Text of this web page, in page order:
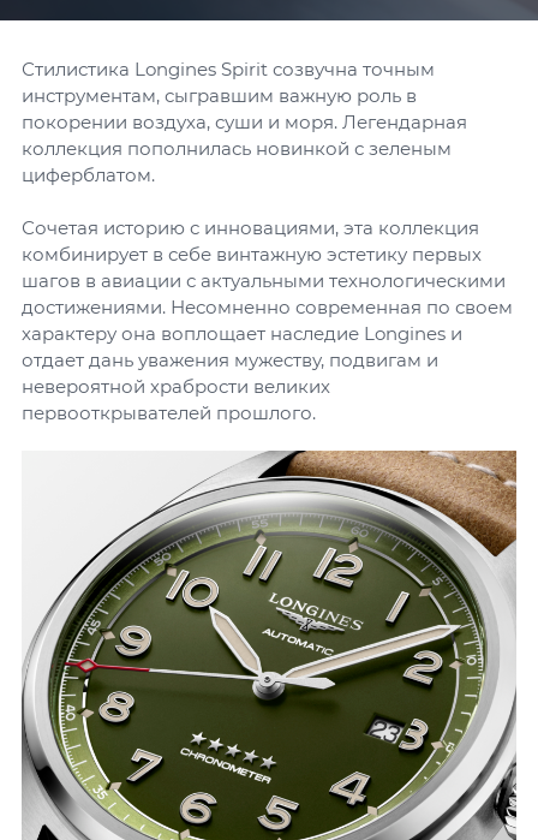
Стилистика Longines Spirit созвучна точным
инструментам, сыгравшим важную роль в
покорении воздуха, суши и моря. Легендарная
коллекция пополнилась новинкой с зеленым
циферблатом.
Сочетая историю с инновациями, эта коллекция
комбинирует в себе винтажную эстетику первых
шагов в авиации с актуальными технологическими
достижениями. Несомненно современная по своем
характеру она воплощает наследие Longines и
отдает дань уважения мужеству, подвигам и
невероятной храбрости великих
первооткрывателей прошлого.